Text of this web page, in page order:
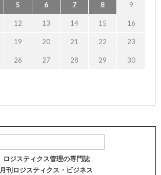
5 6 7 8 9
12 13 14 15 16
19 20 21 22 23
26 27 28 29 30
ロジスティクス管理の専門誌
月刊ロジスティクス・ビジネス